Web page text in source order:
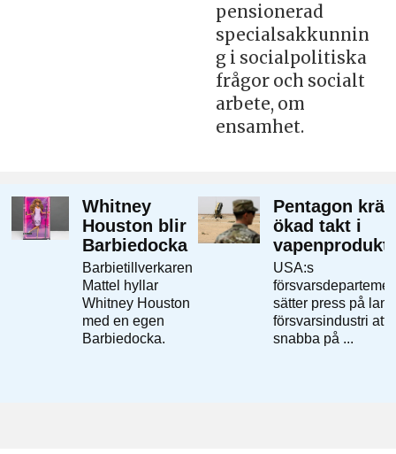
pensionerad
specialsakkunnin
g i socialpolitiska
frågor och socialt
arbete, om
ensamhet.